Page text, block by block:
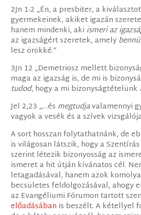
2Jn 1-2 „Én, a presbiter, a
gyermekeinek, akiket igazán
hanem mindenki, aki ismeri az
az igazságért szeretek, amely
lesz örökké.”
3Jn 12 „Demetriosz mellett
maga az igazság is, de mi is
tudod, hogy a mi bizonyságtételünk
Jel 2,23 „…és megtudjavalamennyi
vagyok a vesék és a szívek
A sort hosszan folytathatnánk, de
is világosan látszik, hogy a
szerint létezik bizonyosság az
ismeret a hit útján kívánatos cél.
letagadásával, hanem azok
becsületes feldolgozásával, ahogy
az Evangéliumi Fórumon tartott
előadásában is beszélt. A kétellyel